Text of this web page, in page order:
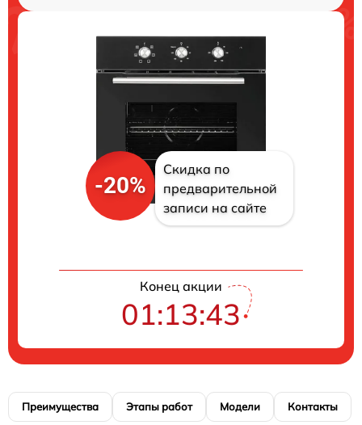
-20%
Скидка по
предварительной
записи на сайте
Конец акции
01:13:42
Преимущества Этапы работ Модели Контакты